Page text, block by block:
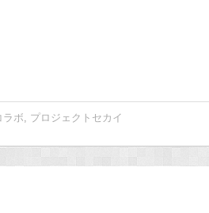
ラボ, プロジェクトセカイ